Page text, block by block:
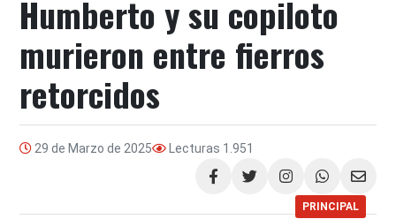
Humberto y su copiloto
murieron entre fierros
retorcidos
29 de Marzo de 2025 Lecturas 1.951
Compartir
PRINCIPAL